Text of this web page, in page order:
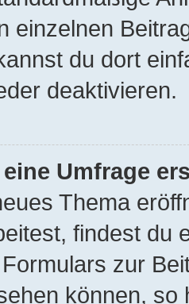
einzelnen
du dort
deaktivieren.
Umfrage
Thema
findest du
zur
können,